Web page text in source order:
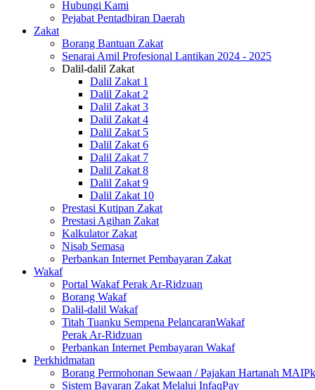
Hubungi Kami
Pejabat Pentadbiran Daerah
Zakat
Borang Bantuan Zakat
Senarai Amil Profesional Lantikan 2024 - 2025
Dalil-dalil Zakat
Dalil Zakat 1
Dalil Zakat 2
Dalil Zakat 3
Dalil Zakat 4
Dalil Zakat 5
Dalil Zakat 6
Dalil Zakat 7
Dalil Zakat 8
Dalil Zakat 9
Dalil Zakat 10
Prestasi Kutipan Zakat
Prestasi Agihan Zakat
Kalkulator Zakat
Nisab Semasa
Perbankan Internet Pembayaran Zakat
Wakaf
Portal Wakaf Perak Ar-Ridzuan
Borang Wakaf
Dalil-dalil Wakaf
Titah Tuanku Sempena PelancaranWakaf
Perak Ar-Ridzuan
Perbankan Internet Pembayaran Wakaf
Perkhidmatan
Borang Permohonan Sewaan / Pajakan Hartanah MAIPk
Sistem Bayaran Zakat Melalui InfaqPay